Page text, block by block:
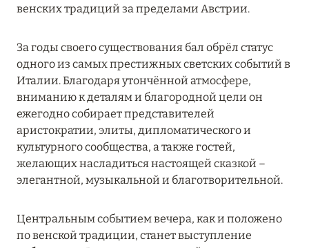
27 сентября 2024
Подробнее
27 сентября 2024
HÔTEL BARRIÈRE LES NEIGES
Подробнее
HÔTEL BARRIÈRE LES NEIGES
венских традиций за пределами Австрии.
За годы своего существования бал обрёл статус
одного из самых престижных светских событий в
Италии. Благодаря утончённой атмосфере,
вниманию к деталям и благородной цели он
ежегодно собирает представителей
аристократии, элиты, дипломатического и
культурного сообщества, а также гостей,
желающих насладиться настоящей сказкой –
элегантной, музыкальной и благотворительной.
Центральным событием вечера, как и положено
по венской традиции, станет выступление